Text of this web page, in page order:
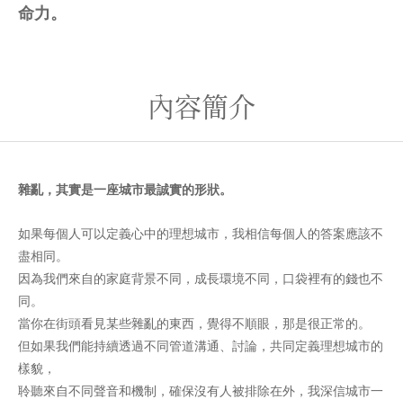
命力。
內容簡介
雜亂，其實是一座城市最誠實的形狀。
如果每個人可以定義心中的理想城市，我相信每個人的答案應該不
盡相同。
因為我們來自的家庭背景不同，成長環境不同，口袋裡有的錢也不
同。
當你在街頭看見某些雜亂的東西，覺得不順眼，那是很正常的。
但如果我們能持續透過不同管道溝通、討論，共同定義理想城市的
樣貌，
聆聽來自不同聲音和機制，確保沒有人被排除在外，我深信城市一